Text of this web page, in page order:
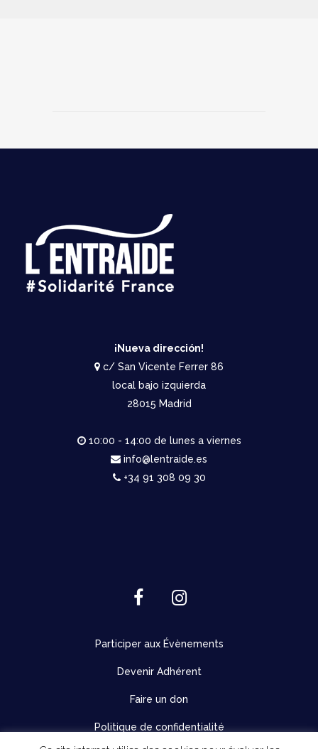
¡Nueva dirección!
c/ San Vicente Ferrer 86
local bajo izquierda
28015 Madrid
10:00 - 14:00 de lunes a viernes
info@lentraide.es
+34 91 308 09 30
Participer aux Évènements
Devenir Adhérent
Faire un don
Politique de confidentialité